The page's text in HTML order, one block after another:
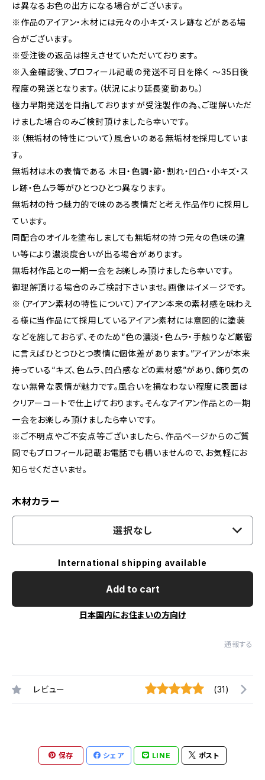
は異なるお色の出方になる場合がございます。
※作品のアイアン・木材には元々の小キズ・スレ跡などがある場
合がございます。
※受注後の返品は控えさせていただいております。
※入金確認後、プロフィール記載の発送不可日を除く ～35日後
程度の発送となります。（状況により延長変動あり。）
極力早期発送を目指しておりますが受注製作の為、ご理解いただ
けました場合のみご検討頂けましたら幸いです。
※（無垢材の特性について）風合いのある無垢材を採用していま
す。
無垢材は木の表情である 木目・色調・節・割れ・凹凸・小キズ・ス
レ跡・色ムラ等がひとつひとつ異なります。
無垢材の持つ魅力的で味のある表情だと考え作品作りに採用し
ています。
同配合のオイルを塗布しましても無垢材の持つ元々の色味の違
い等により濃淡度合いが出る場合があります。
無垢材作品との一期一会をお楽しみ頂けましたら幸いです。
御理解頂ける場合のみご検討下さいませ。画像はイメージです。
※（アイアン素材の特性について）アイアン本来の素材感を味わえ
る様に当作品にて採用しているアイアン素材には意図的に塗装
などを施しておらず、そのため“色の濃淡・色ムラ・手触りなど厳密
に言えばひとつひとつ表情に個体差があります。”アイアンが本来
持っている“キズ、色ムラ、凹凸感などの素材感”があり、飾り気の
ない無骨な表情が魅力です。風合いを損なわない程度に表面は
クリアーコートで仕上げております。そんなアイアン作品との一期
一会をお楽しみ頂けましたら幸いです。
※ご不明点やご不安点等ございましたら、作品ページからのご質
問でもプロフィール記載お電話でも構いませんので、お気軽にお
知らせくださいませ。
木材カラー
選択なし
International shipping available
Add to cart
日本国内にお住まいの方向け
通報する
レビュー (31)
保存 シェア LINE ポスト